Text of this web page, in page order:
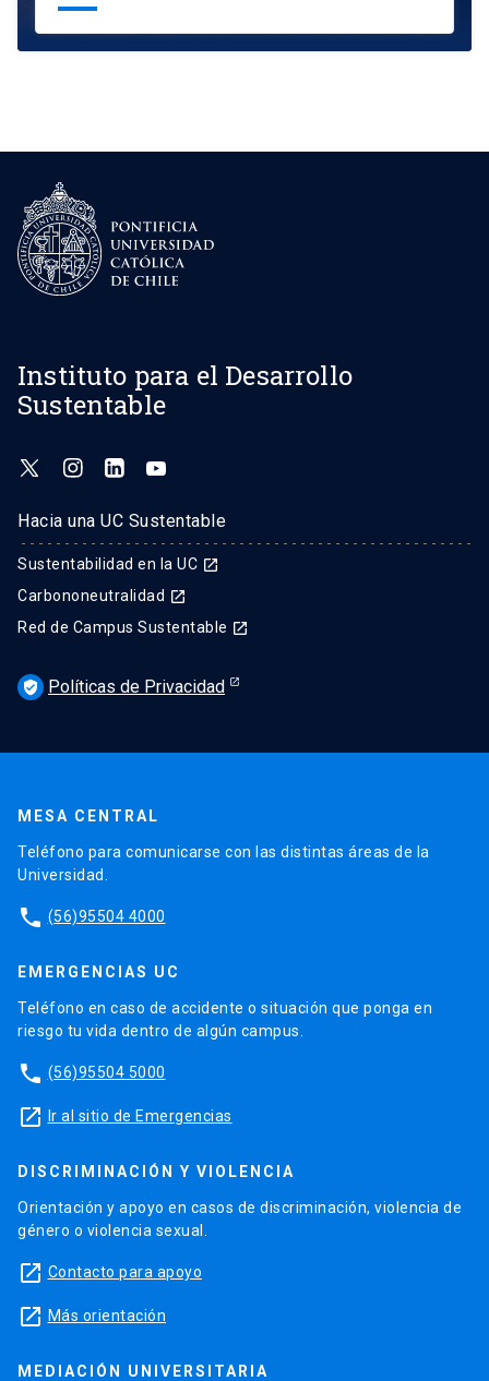
Instituto para el Desarrollo
Sustentable
Hacia una UC Sustentable
Sustentabilidad en la UC launch
Carbononeutralidad launch
Red de Campus Sustentable launch
verified_user Políticas de Privacidad
MESA CENTRAL
Teléfono para comunicarse con las distintas áreas de la
Universidad.
phone (56)95504 4000
EMERGENCIAS UC
Teléfono en caso de accidente o situación que ponga en
riesgo tu vida dentro de algún campus.
phone (56)95504 5000
launch Ir al sitio de Emergencias
DISCRIMINACIÓN Y VIOLENCIA
Orientación y apoyo en casos de discriminación, violencia de
género o violencia sexual.
launch Contacto para apoyo
launch Más orientación
MEDIACIÓN UNIVERSITARIA